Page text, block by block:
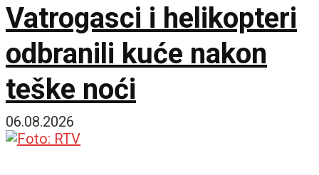
Vatrogasci i helikopteri
odbranili kuće nakon
teške noći
06.08.2026